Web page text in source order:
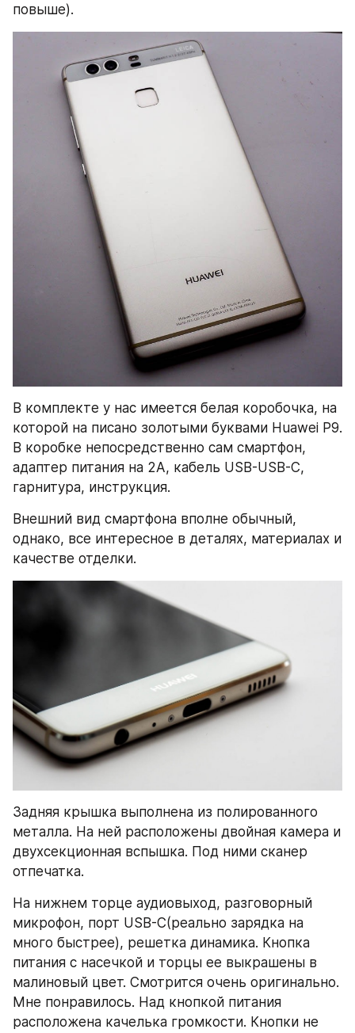
повыше).
В комплекте у нас имеется белая коробочка, на
которой на писано золотыми буквами Huawei P9.
В коробке непосредственно сам смартфон,
адаптер питания на 2A, кабель USB-USB-C,
гарнитура, инструкция.
Внешний вид смартфона вполне обычный,
однако, все интересное в деталях, материалах и
качестве отделки.
Задняя крышка выполнена из полированного
металла. На ней расположены двойная камера и
двухсекционная вспышка. Под ними сканер
отпечатка.
На нижнем торце аудиовыход, разговорный
микрофон, порт USB-C(реально зарядка на
много быстрее), решетка динамика. Кнопка
питания с насечкой и торцы ее выкрашены в
малиновый цвет. Смотрится очень оригинально.
Мне понравилось. Над кнопкой питания
расположена качелька громкости. Кнопки не